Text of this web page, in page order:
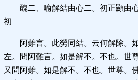
醜二、喻解結由心二。初正顯由
初
阿難言。此勞同結。云何解除。
左。問阿難言。如是解不。不也。世
又問阿難。如是解不。不也。世尊。